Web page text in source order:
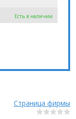
Есть в наличии
Страница фирмы